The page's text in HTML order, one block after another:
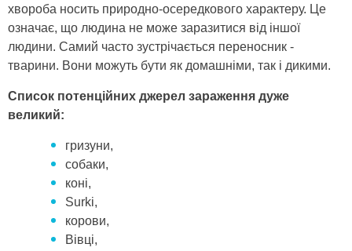
хвороба носить природно-осередкового характеру. Це
означає, що людина не може заразитися від іншої
людини. Самий часто зустрічається переносник -
тварини. Вони можуть бути як домашніми, так і дикими.
Список потенційних джерел зараження дуже
великий:
гризуни,
собаки,
коні,
Surki,
корови,
Вівці,